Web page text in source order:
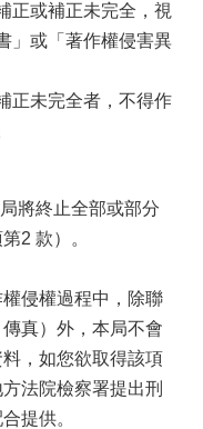
正或補正未完全，視
」或「著作權侵害異
正未完全者，不得作
將終止全部或部分
2 款）。
侵權過程中，除聯
真）外，本局不會
，如您欲取得該項
法院檢察署提出刑
提供。